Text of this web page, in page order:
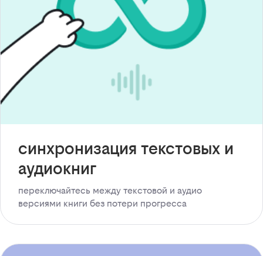
синхронизация текстовых и
аудиокниг
переключайтесь между текстовой и аудио
версиями книги без потери прогресса